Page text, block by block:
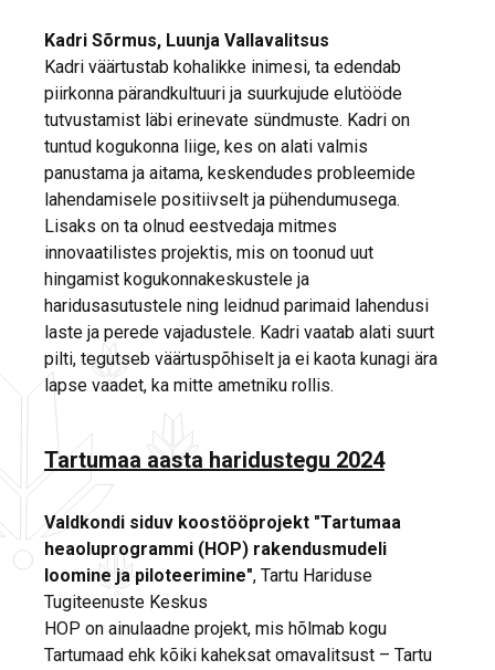
Kadri Sõrmus, Luunja Vallavalitsus
Kadri väärtustab kohalikke inimesi, ta edendab
piirkonna pärandkultuuri ja suurkujude elutööde
tutvustamist läbi erinevate sündmuste. Kadri on
tuntud kogukonna liige, kes on alati valmis
panustama ja aitama, keskendudes probleemide
lahendamisele positiivselt ja pühendumusega.
Lisaks on ta olnud eestvedaja mitmes
innovaatilistes projektis, mis on toonud uut
hingamist kogukonnakeskustele ja
haridusasutustele ning leidnud parimaid lahendusi
laste ja perede vajadustele. Kadri vaatab alati suurt
pilti, tegutseb väärtuspõhiselt ja ei kaota kunagi ära
lapse vaadet, ka mitte ametniku rollis.
Tartumaa aasta haridustegu 2024
Valdkondi siduv koostööprojekt "Tartumaa
heaoluprogrammi (HOP) rakendusmudeli
loomine ja piloteerimine", Tartu Hariduse
Tugiteenuste Keskus
HOP on ainulaadne projekt, mis hõlmab kogu
Tartumaad ehk kõiki kaheksat omavalitsust – Tartu